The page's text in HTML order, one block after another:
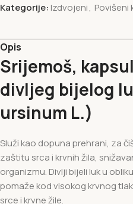
Kategorije: Izdvojeni, Povišeni
Opis
Srijemoš,
divljeg bijelog
ursinum L.)
Služi kao dopuna prehrani, za
zaštitu srca i krvnih žila,
organizmu. Divlji bijeli luk u
pomaže kod visokog krvnog
srce i krvne žile.